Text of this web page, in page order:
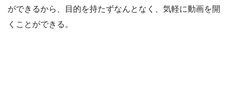
ができるから、目的を持たずなんとなく、気軽に動画を開
くことができる。